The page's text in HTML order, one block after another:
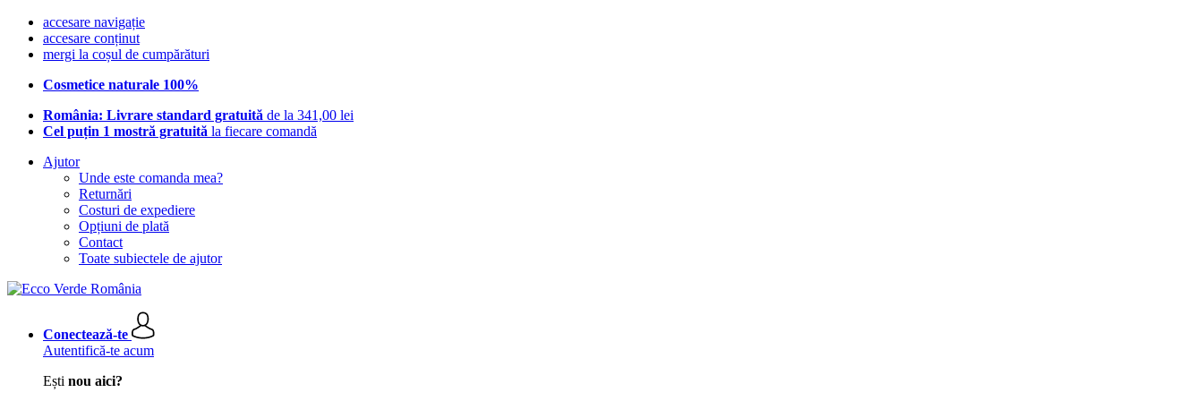
accesare navigație
accesare conținut
mergi la coșul de cumpărături
Cosmetice naturale 100%
România: Livrare standard gratuită de la 341,00 lei
Cel puțin 1 mostră gratuită la fiecare comandă
Ajutor
Unde este comanda mea?
Returnări
Costuri de expediere
Opțiuni de plată
Contact
Toate subiectele de ajutor
Conectează-te
Autentifică-te acum
Ești nou aici?